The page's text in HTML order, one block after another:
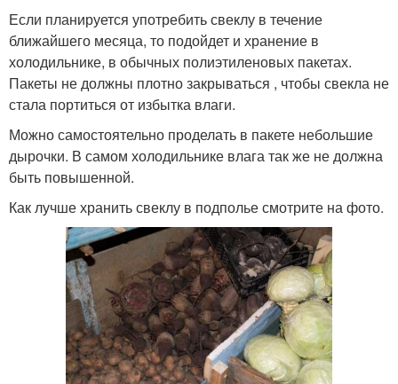
Если планируется употребить свеклу в течение
ближайшего месяца, то подойдет и хранение в
холодильнике, в обычных полиэтиленовых пакетах.
Пакеты не должны плотно закрываться , чтобы свекла не
стала портиться от избытка влаги.
Можно самостоятельно проделать в пакете небольшие
дырочки. В самом холодильнике влага так же не должна
быть повышенной.
Как лучше хранить свеклу в подполье смотрите на фото.